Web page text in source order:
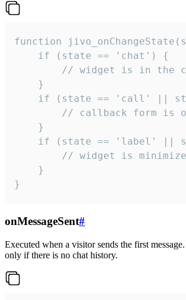
function
    if (state == 'chat') {
// widget is in the
    }
if (state == 'call' ||
// callback form is
    }
if (state == 'label' ||
// widget is
    }
}
onMessageSent#
Executed when a visitor sends the first
only if there is no chat history.